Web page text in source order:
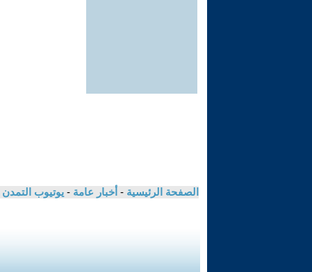
الصفحة الرئيسية - أخبار عامة - يوتيوب التمدن